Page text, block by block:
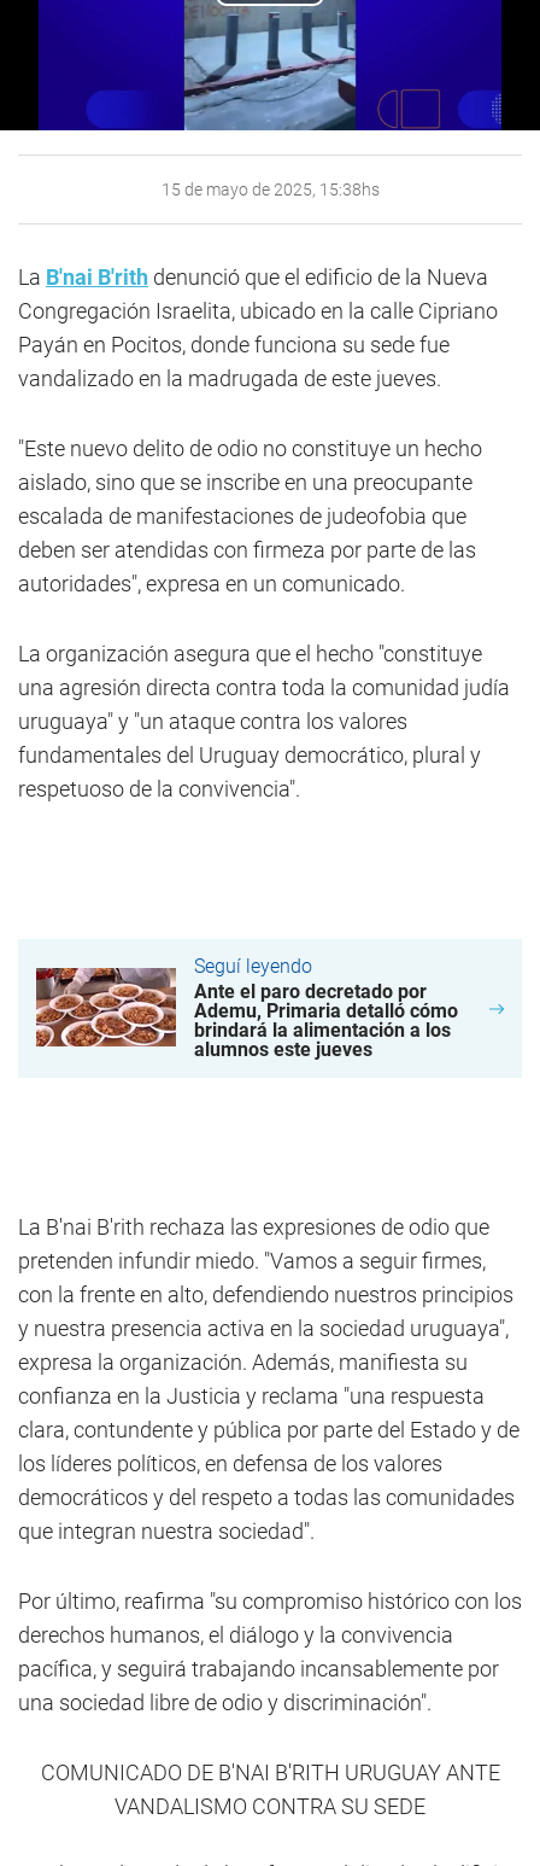
Video
15 de mayo de 2025, 15:38hs
La B'nai B'rith denunció que el edificio de la Nueva
Congregación Israelita, ubicado en la calle Cipriano
Payán en Pocitos, donde funciona su sede fue
vandalizado en la madrugada de este jueves.
"Este nuevo delito de odio no constituye un hecho
aislado, sino que se inscribe en una preocupante
escalada de manifestaciones de judeofobia que
deben ser atendidas con firmeza por parte de las
autoridades", expresa en un comunicado.
La organización asegura que el hecho "constituye
una agresión directa contra toda la comunidad judía
uruguaya" y "un ataque contra los valores
fundamentales del Uruguay democrático, plural y
respetuoso de la convivencia".
Seguí leyendo
Ante el paro decretado por
Ademu, Primaria detalló cómo
brindará la alimentación a los
alumnos este jueves
La B'nai B'rith rechaza las expresiones de odio que
pretenden infundir miedo. "Vamos a seguir firmes,
con la frente en alto, defendiendo nuestros principios
y nuestra presencia activa en la sociedad uruguaya",
expresa la organización. Además, manifiesta su
confianza en la Justicia y reclama "una respuesta
clara, contundente y pública por parte del Estado y de
los líderes políticos, en defensa de los valores
democráticos y del respeto a todas las comunidades
que integran nuestra sociedad".
Por último, reafirma "su compromiso histórico con los
derechos humanos, el diálogo y la convivencia
pacífica, y seguirá trabajando incansablemente por
una sociedad libre de odio y discriminación".
COMUNICADO DE B'NAI B'RITH URUGUAY ANTE
VANDALISMO CONTRA SU SEDE